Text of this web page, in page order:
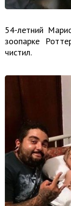
54-летний
зоопарке
чистил.